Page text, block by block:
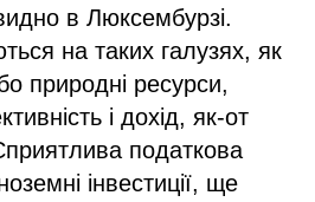
в Люксембурзі.
на таких галузях, як
природні ресурси,
і дохід, як-от
податкова
інвестиції, ще